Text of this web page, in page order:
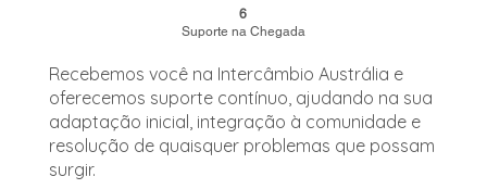
Recebemos você na Intercâmbio Austrália e
oferecemos suporte contínuo, ajudando na sua
adaptação inicial, integração à comunidade e
resolução de quaisquer problemas que possam
surgir.
6
Suporte na Chegada